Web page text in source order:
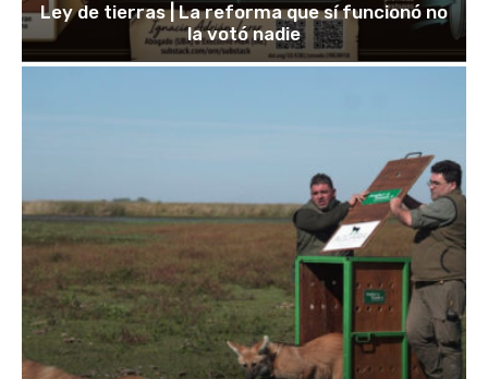
Ley de tierras | La reforma que sí funcionó no
la votó nadie